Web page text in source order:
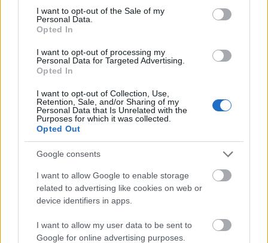
consent section.
I want to opt-out of the Sale of my
Personal Data.
Opted In
I want to opt-out of processing my
Personal Data for Targeted Advertising.
Opted In
I want to opt-out of Collection, Use,
Retention, Sale, and/or Sharing of my
Personal Data that Is Unrelated with the
Purposes for which it was collected.
Opted Out
Google consents
I want to allow Google to enable storage
related to advertising like cookies on web or
device identifiers in apps.
I want to allow my user data to be sent to
Google for online advertising purposes.